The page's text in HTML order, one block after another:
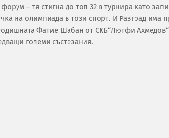
– тя стигна до топ 32 в турнира като
на олимпиада в този спорт. И Разград има
годишната Фатме Шабан от СКБ“Лютфи
големи състезания.